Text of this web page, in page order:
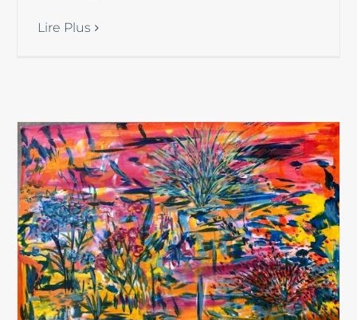
Lire Plus